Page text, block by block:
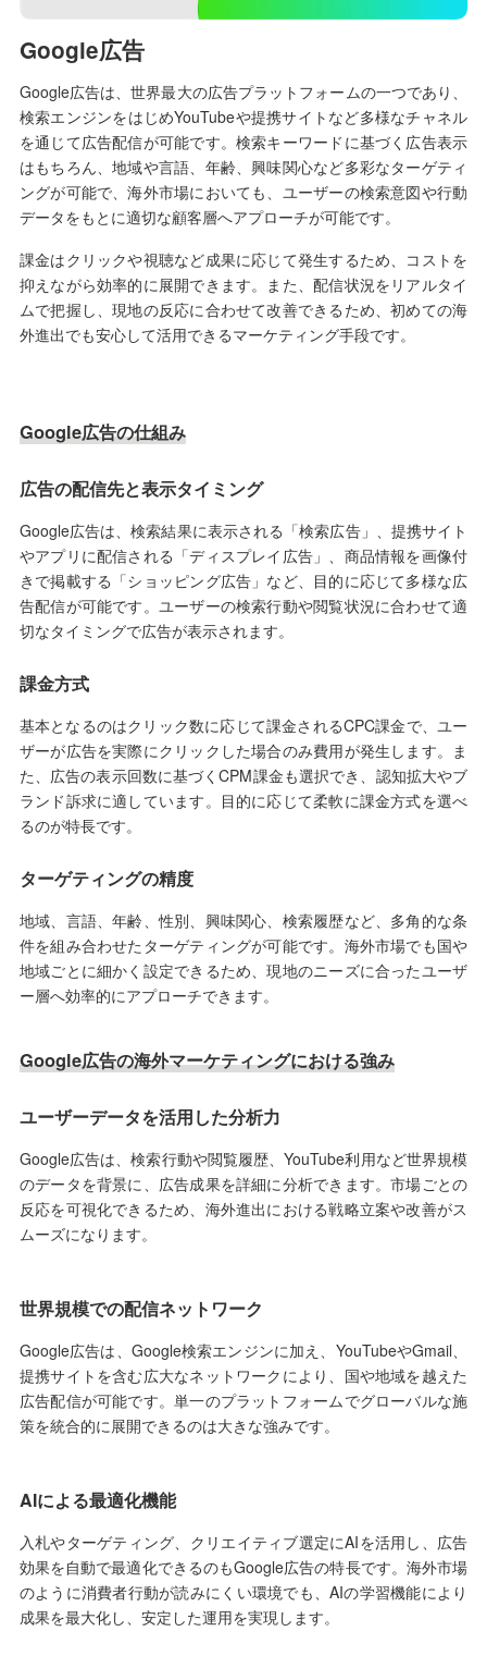
Google広告
Google広告は、世界最大の広告プラットフォームの一つであり、
検索エンジンをはじめYouTubeや提携サイトなど多様なチャネル
を通じて広告配信が可能です。検索キーワードに基づく広告表示
はもちろん、地域や言語、年齢、興味関心など多彩なターゲティ
ングが可能で、海外市場においても、ユーザーの検索意図や行動
データをもとに適切な顧客層へアプローチが可能です。
課金はクリックや視聴など成果に応じて発生するため、コストを
抑えながら効率的に展開できます。また、配信状況をリアルタイ
ムで把握し、現地の反応に合わせて改善できるため、初めての海
外進出でも安心して活用できるマーケティング手段です。
Google広告の仕組み
広告の配信先と表示タイミング
Google広告は、検索結果に表示される「検索広告」、提携サイト
やアプリに配信される「ディスプレイ広告」、商品情報を画像付
きで掲載する「ショッピング広告」など、目的に応じて多様な広
告配信が可能です。ユーザーの検索行動や閲覧状況に合わせて適
切なタイミングで広告が表示されます。
課金方式
基本となるのはクリック数に応じて課金されるCPC課金で、ユー
ザーが広告を実際にクリックした場合のみ費用が発生します。ま
た、広告の表示回数に基づくCPM課金も選択でき、認知拡大やブ
ランド訴求に適しています。目的に応じて柔軟に課金方式を選べ
るのが特長です。
ターゲティングの精度
地域、言語、年齢、性別、興味関心、検索履歴など、多角的な条
件を組み合わせたターゲティングが可能です。海外市場でも国や
地域ごとに細かく設定できるため、現地のニーズに合ったユーザ
ー層へ効率的にアプローチできます。
Google広告の海外マーケティングにおける強み
ユーザーデータを活用した分析力
Google広告は、検索行動や閲覧履歴、YouTube利用など世界規模
のデータを背景に、広告成果を詳細に分析できます。市場ごとの
反応を可視化できるため、海外進出における戦略立案や改善がス
ムーズになります。
世界規模での配信ネットワーク
Google広告は、Google検索エンジンに加え、YouTubeやGmail、
提携サイトを含む広大なネットワークにより、国や地域を越えた
広告配信が可能です。単一のプラットフォームでグローバルな施
策を統合的に展開できるのは大きな強みです。
AIによる最適化機能
入札やターゲティング、クリエイティブ選定にAIを活用し、広告
効果を自動で最適化できるのもGoogle広告の特長です。海外市場
のように消費者行動が読みにくい環境でも、AIの学習機能により
成果を最大化し、安定した運用を実現します。